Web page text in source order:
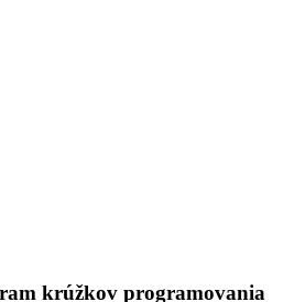
krúžkov programovania